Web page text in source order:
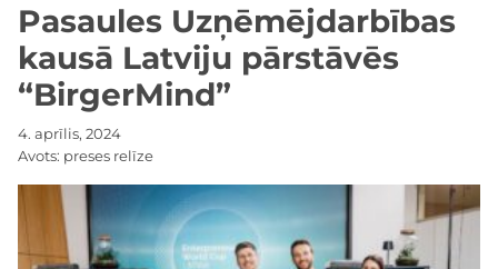
Pasaules Uzņēmējdarbības
kausā Latviju pārstāvēs
“BirgerMind”
4. aprīlis, 2024
Avots: preses relīze